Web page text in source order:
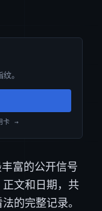
。
卡 →
富的公开信号
文和日期，共
的完整记录。